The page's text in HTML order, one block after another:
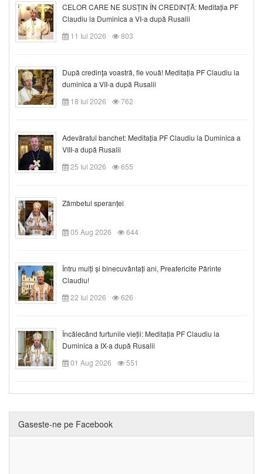
CELOR CARE NE SUSȚIN ÎN CREDINȚĂ: Meditația PF
Claudiu la Duminica a VI-a după Rusalii
11 Iul 2026
803
După credinţa voastră, fie vouă! Meditația PF Claudiu la
duminica a VII-a după Rusalii
18 Iul 2026
762
Adevăratul banchet: Meditația PF Claudiu la Duminica a
VIII-a după Rusalii
25 Iul 2026
655
Zâmbetul speranței
05 Aug 2026 644
Întru mulți și binecuvântați ani, Preafericite Părinte
Claudiu!
22 Iul 2026
626
Încălecând furtunile vieții: Meditația PF Claudiu la
Duminica a IX-a după Rusalii
01 Aug 2026
551
Gaseste-ne pe Facebook